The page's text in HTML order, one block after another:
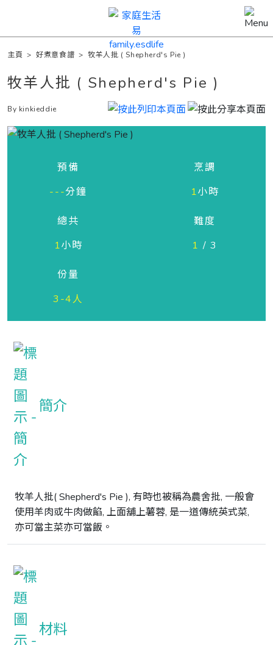
主頁 >好煮意食譜 >牧羊人批 ( Shepherd's Pie )
牧羊人批 ( Shepherd's Pie )
By kinkieddie
預備
---分鐘
烹調
1小時
總共
1小時
難度
1 / 3
份量
3-4人
簡介
牧羊人批( Shepherd's Pie ), 有時也被稱為農舍批, 一般會
使用羊肉或牛肉做餡, 上面舖上薯蓉, 是一道傳統英式菜,
亦可當主菜亦可當飯。
材料